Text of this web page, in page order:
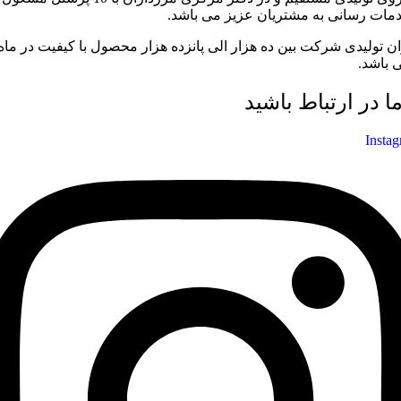
رسانی به مشتریان عزیز می باشد.
تولیدی شرکت بین ده هزار الی پانزده هزار محصول با کیفیت در
باشد.
در ارتباط باشید